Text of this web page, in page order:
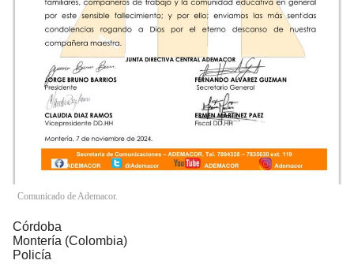
Comunicado de Ademacor.
Córdoba
Montería (Colombia)
Policía